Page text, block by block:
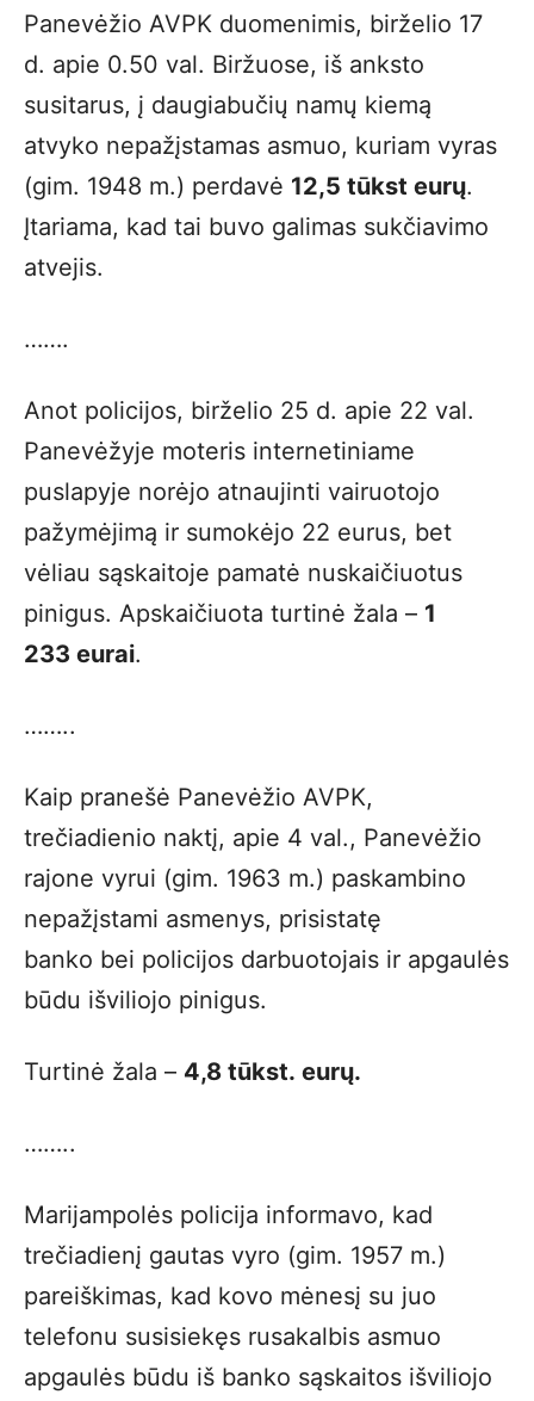
Panevėžio AVPK duomenimis, birželio 17
d. apie 0.50 val. Biržuose, iš anksto
susitarus, į daugiabučių namų kiemą
atvyko nepažįstamas asmuo, kuriam vyras
(gim. 1948 m.) perdavė 12,5 tūkst eurų.
Įtariama, kad tai buvo galimas sukčiavimo
atvejis.
…….
Anot policijos, birželio 25 d. apie 22 val.
Panevėžyje moteris internetiniame
puslapyje norėjo atnaujinti vairuotojo
pažymėjimą ir sumokėjo 22 eurus, bet
vėliau sąskaitoje pamatė nuskaičiuotus
pinigus. Apskaičiuota turtinė žala – 1
233 eurai.
……..
Kaip pranešė Panevėžio AVPK,
trečiadienio naktį, apie 4 val., Panevėžio
rajone vyrui (gim. 1963 m.) paskambino
nepažįstami asmenys, prisistatę
banko bei policijos darbuotojais ir apgaulės
būdu išviliojo pinigus.
Turtinė žala – 4,8 tūkst. eurų.
……..
Marijampolės policija informavo, kad
trečiadienį gautas vyro (gim. 1957 m.)
pareiškimas, kad kovo mėnesį su juo
telefonu susisiekęs rusakalbis asmuo
apgaulės būdu iš banko sąskaitos išviliojo